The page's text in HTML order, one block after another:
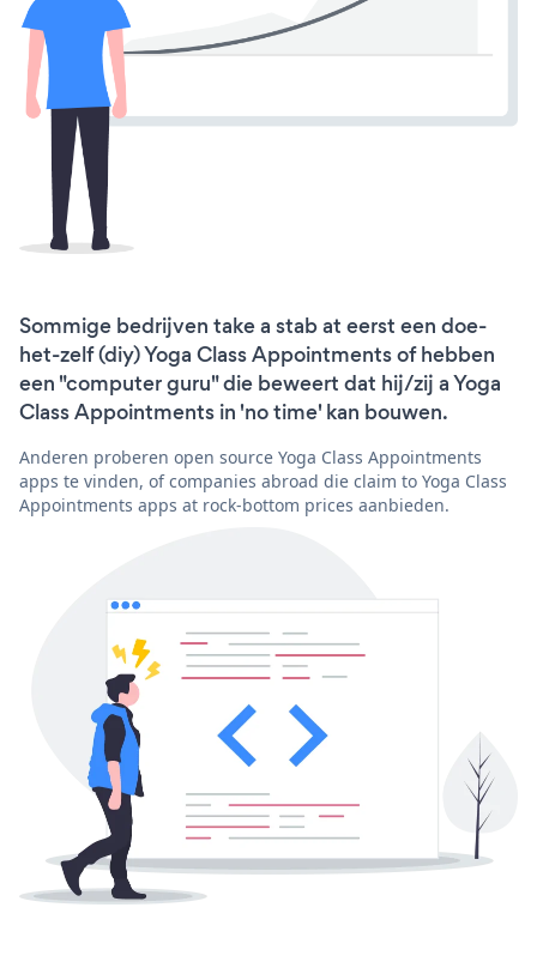
Sommige bedrijven take a stab at eerst een doe-
het-zelf (diy) Yoga Class Appointments of hebben
een "computer guru" die beweert dat hij/zij a Yoga
Class Appointments in 'no time' kan bouwen.
Anderen proberen open source Yoga Class Appointments
apps te vinden, of companies abroad die claim to Yoga Class
Appointments apps at rock-bottom prices aanbieden.